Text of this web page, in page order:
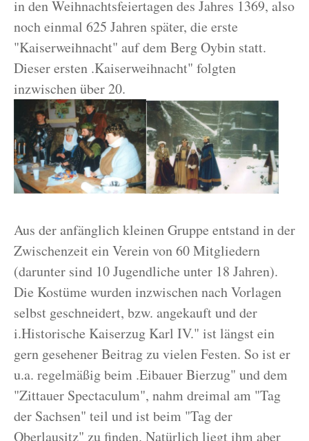
in den Weihnachtsfeiertagen des Jahres 1369, also
noch einmal 625 Jahren später, die erste
"Kaiserweihnacht" auf dem Berg Oybin statt.
Dieser ersten .Kaiserweihnacht" folgten
inzwischen über 20.
Aus der anfänglich kleinen Gruppe entstand in der
Zwischenzeit ein Verein von 60 Mitgliedern
(darunter sind 10 Jugendliche unter 18 Jahren).
Die Kostüme wurden inzwischen nach Vorlagen
selbst geschneidert, bzw. angekauft und der
i.Historische Kaiserzug Karl IV." ist längst ein
gern gesehener Beitrag zu vielen Festen. So ist er
u.a. regelmäßig beim .Eibauer Bierzug" und dem
"Zittauer Spectaculum", nahm dreimal am "Tag
der Sachsen" teil und ist beim "Tag der
Oberlausitz" zu finden. Natürlich liegt ihm aber